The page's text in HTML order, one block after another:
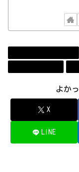
よか
X
LINE